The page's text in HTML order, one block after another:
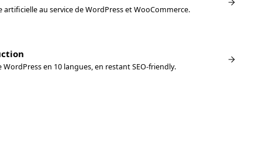
artificielle au service de WordPress et WooCommerce.
WordPress en 10 langues, en restant SEO-friendly.